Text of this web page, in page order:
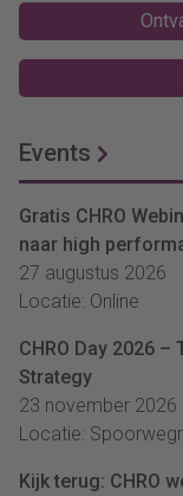
Events
Gratis CHRO
naar high
27 augustus 2026
Locatie: Online
CHRO Day 2026 –
Strategy
23 november 2026
Locatie:
Kijk terug: CHRO